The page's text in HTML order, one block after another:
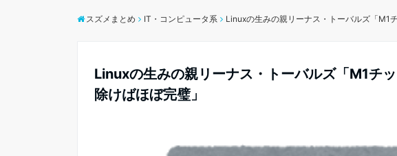
スズメまとめ IT・コンピュータ系 Linuxの生みの親リーナス・トーバルズ「M1
Linuxの生みの親リーナス・トーバルズ「M1チ
除けばほぼ完璧」